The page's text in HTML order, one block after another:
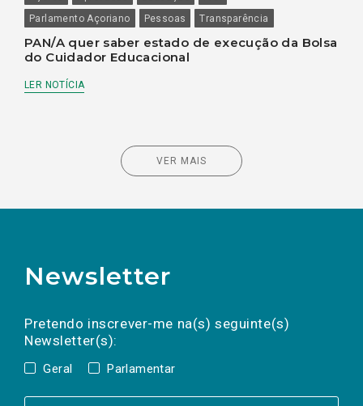
Parlamento Açoriano
Pessoas Transparência
PAN/A quer saber estado de execução da Bolsa
do Cuidador Educacional
LER NOTÍCIA
VER MAIS
Newsletter
Pretendo inscrever-me na(s) seguinte(s)
Newsletter(s):
Geral Parlamentar
a(s) newsletter(s).
mail